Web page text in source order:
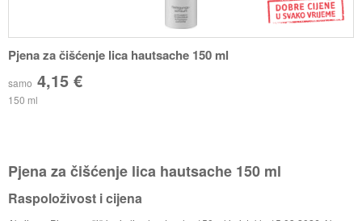
Pjena za čišćenje lica hautsache 150 ml
samo 4,15 €
150 ml
Pjena za čišćenje lica hautsache 150 ml
Raspoloživost i cijena